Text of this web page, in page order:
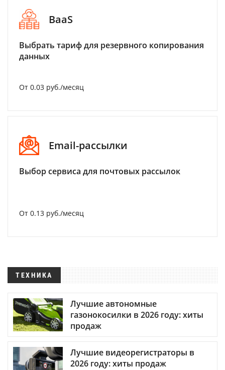
BaaS
Выбрать тариф для резервного копирования
данных
От 0.03 руб./месяц
Email-рассылки
Выбор сервиса для почтовых рассылок
От 0.13 руб./месяц
ТЕХНИКА
Лучшие автономные
газонокосилки в 2026 году: хиты
продаж
Лучшие видеорегистраторы в
2026 году: хиты продаж